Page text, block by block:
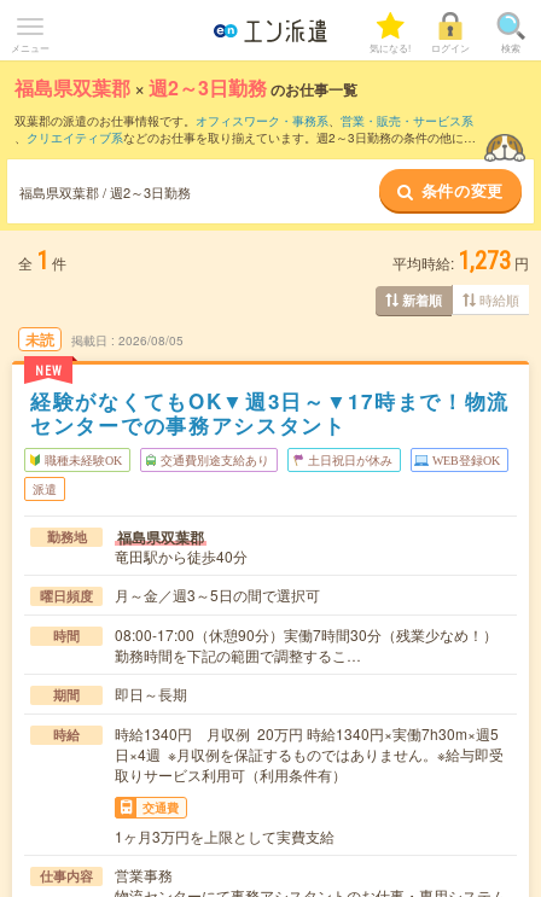
メニュー 気になる! ログイン 検索
福島県双葉郡 ×週2～3日勤務のお仕事一覧
双葉郡の派遣のお仕事情報です。 オフィスワーク・事務系、 営業・販売・サービス系
、 クリエイティブ系などのお仕事を取り揃えています。週2～3日勤務の条件の他に、
福島県双葉郡 / 週2～3日勤務 条件の変更
全 1 件 平均時給: 1,273 円
新着順 時給順
未読
NEW
掲載日 2026/08/05
経験がなくてもOK▼週3日～▼17時まで！物流
センターでの事務アシスタント
職種未経験OK 交通費別途支給あり 土日祝日が休み WEB登録OK
派遣
勤務地 福島県双葉郡
竜田駅から徒歩40分
曜日頻度 月～金／週3～5日の間で選択可
時間
08:00-17:00（休憩90分）実働7時間30分（残業少なめ！）
勤務時間を下記の範囲で調整するこ…
期間 即日～長期
時給
時給1340円 月収例 20万円 時給1340円×実働7h30m×週5
日×4週 ※月収例を保証するものではありません。※給与即受
取りサービス利用可（利用条件有）
交通費
1ヶ月3万円を上限として実費支給
仕事内容
営業事務